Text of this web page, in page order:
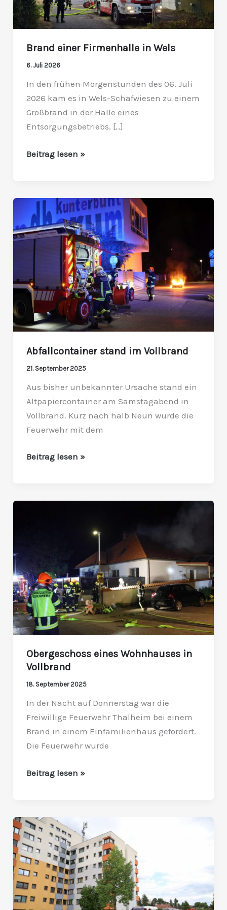
Brand einer Firmenhalle in Wels
6. Juli 2026
In den frühen Morgenstunden des 06. Juli
2026 kam es in Wels-Schafwiesen zu einem
Großbrand in der Halle eines
Entsorgungsbetriebs. […]
Beitrag lesen »
Abfallcontainer stand im Vollbrand
21. September 2025
Aus bisher unbekannter Ursache stand ein
Altpapiercontainer am Samstagabend in
Vollbrand. Kurz nach halb Neun wurde die
Feuerwehr mit dem
Abfallcontainer
stand
im
Vollbrand
Beitrag lesen »
Obergeschoss eines Wohnhauses in
Vollbrand
18. September 2025
In der Nacht auf Donnerstag war die
Freiwillige Feuerwehr Thalheim bei einem
Brand in einem Einfamilienhaus gefordert.
Die Feuerwehr wurde
Vollbrand
Beitrag lesen »
Unterstützung
der
Feuerwehr
Wels
bei
Brandeinsatz